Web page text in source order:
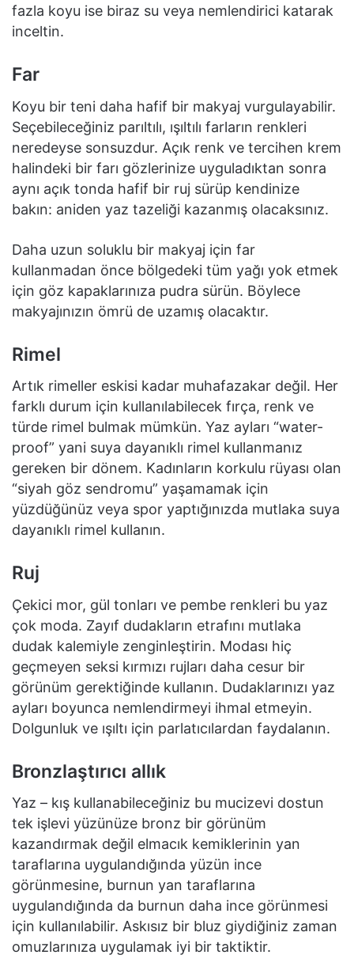
fazla koyu ise biraz su veya nemlendirici katarak
inceltin.
Far
Koyu bir teni daha hafif bir makyaj vurgulayabilir.
Seçebileceğiniz parıltılı, ışıltılı farların renkleri
neredeyse sonsuzdur. Açık renk ve tercihen krem
halindeki bir farı gözlerinize uyguladıktan sonra
aynı açık tonda hafif bir ruj sürüp kendinize
bakın: aniden yaz tazeliği kazanmış olacaksınız.
Daha uzun soluklu bir makyaj için far
kullanmadan önce bölgedeki tüm yağı yok etmek
için göz kapaklarınıza pudra sürün. Böylece
makyajınızın ömrü de uzamış olacaktır.
Rimel
Artık rimeller eskisi kadar muhafazakar değil. Her
farklı durum için kullanılabilecek fırça, renk ve
türde rimel bulmak mümkün. Yaz ayları “water-
proof” yani suya dayanıklı rimel kullanmanız
gereken bir dönem. Kadınların korkulu rüyası olan
“siyah göz sendromu” yaşamamak için
yüzdüğünüz veya spor yaptığınızda mutlaka suya
dayanıklı rimel kullanın.
Ruj
Çekici mor, gül tonları ve pembe renkleri bu yaz
çok moda. Zayıf dudakların etrafını mutlaka
dudak kalemiyle zenginleştirin. Modası hiç
geçmeyen seksi kırmızı rujları daha cesur bir
görünüm gerektiğinde kullanın. Dudaklarınızı yaz
ayları boyunca nemlendirmeyi ihmal etmeyin.
Dolgunluk ve ışıltı için parlatıcılardan faydalanın.
Bronzlaştırıcı allık
Yaz – kış kullanabileceğiniz bu mucizevi dostun
tek işlevi yüzünüze bronz bir görünüm
kazandırmak değil elmacık kemiklerinin yan
taraflarına uygulandığında yüzün ince
görünmesine, burnun yan taraflarına
uygulandığında da burnun daha ince görünmesi
için kullanılabilir. Askısız bir bluz giydiğiniz zaman
omuzlarınıza uygulamak iyi bir taktiktir.